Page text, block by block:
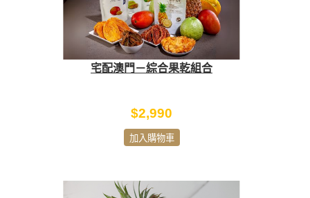
宅配澳門－綜合果乾組合
$2,990
加入購物車